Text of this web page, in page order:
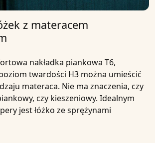
z materacem
nakładka piankowa T6,
twardości H3 można umieścić
materaca. Nie ma znaczenia, czy
czy kieszeniowy. Idealnym
jest łóżko ze sprężynami